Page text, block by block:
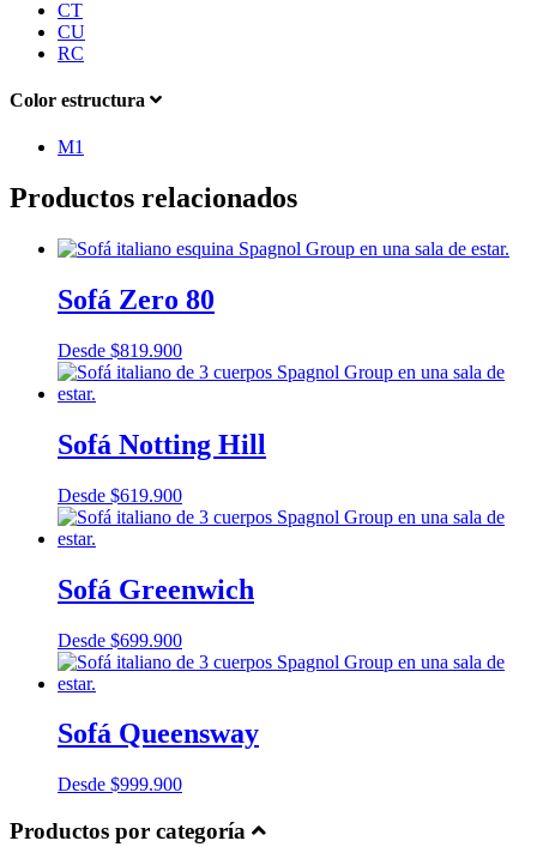
CT
CU
RC
Color estructura
M1
Productos relacionados
Sofá Zero 80
Desde $819.900
Sofá Notting Hill
Desde $619.900
Sofá Greenwich
Desde $699.900
Sofá Queensway
Desde $999.900
Productos por categoría